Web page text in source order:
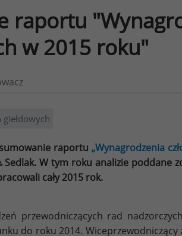
raportu
w 2015 roku"
raportu„Wynagrodzenia
Sedlak. W tym roku analizie poddane
cały 2015 rok.
przewodniczących rad
do roku 2014.